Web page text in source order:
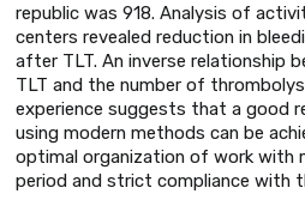
republic was 918. Analysis of
centers revealed reduction in
after TLT. An inverse relationship
TLT and the number of
experience suggests that a good
using modern methods can be
optimal organization of work with
period and strict compliance with